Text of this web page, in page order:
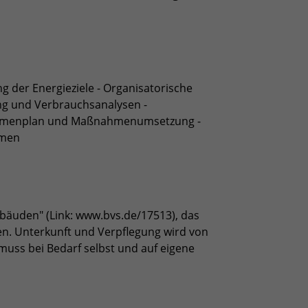
der Energieziele - Organisatorische
und Verbrauchsanalysen -
und Maßnahmenumsetzung -
(Link: www.bvs.de/17513), das
Unterkunft und Verpflegung wird von
bei Bedarf selbst und auf eigene